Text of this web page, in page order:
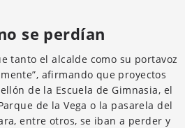
se perdían
tanto el alcalde como su portavoz
afirmando que proyectos
de la Escuela de Gimnasia, el
de la Vega o la pasarela del
entre otros, se iban a perder y